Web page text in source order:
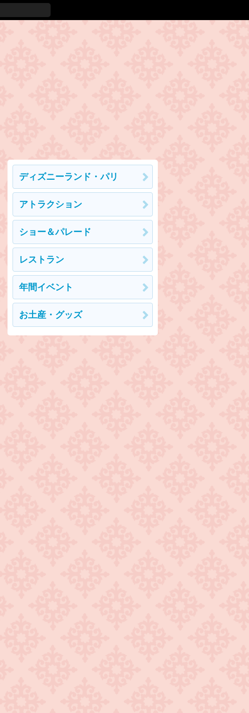
ディズニーランド・パリ
アトラクション
ショー＆パレード
レストラン
年間イベント
お土産・グッズ